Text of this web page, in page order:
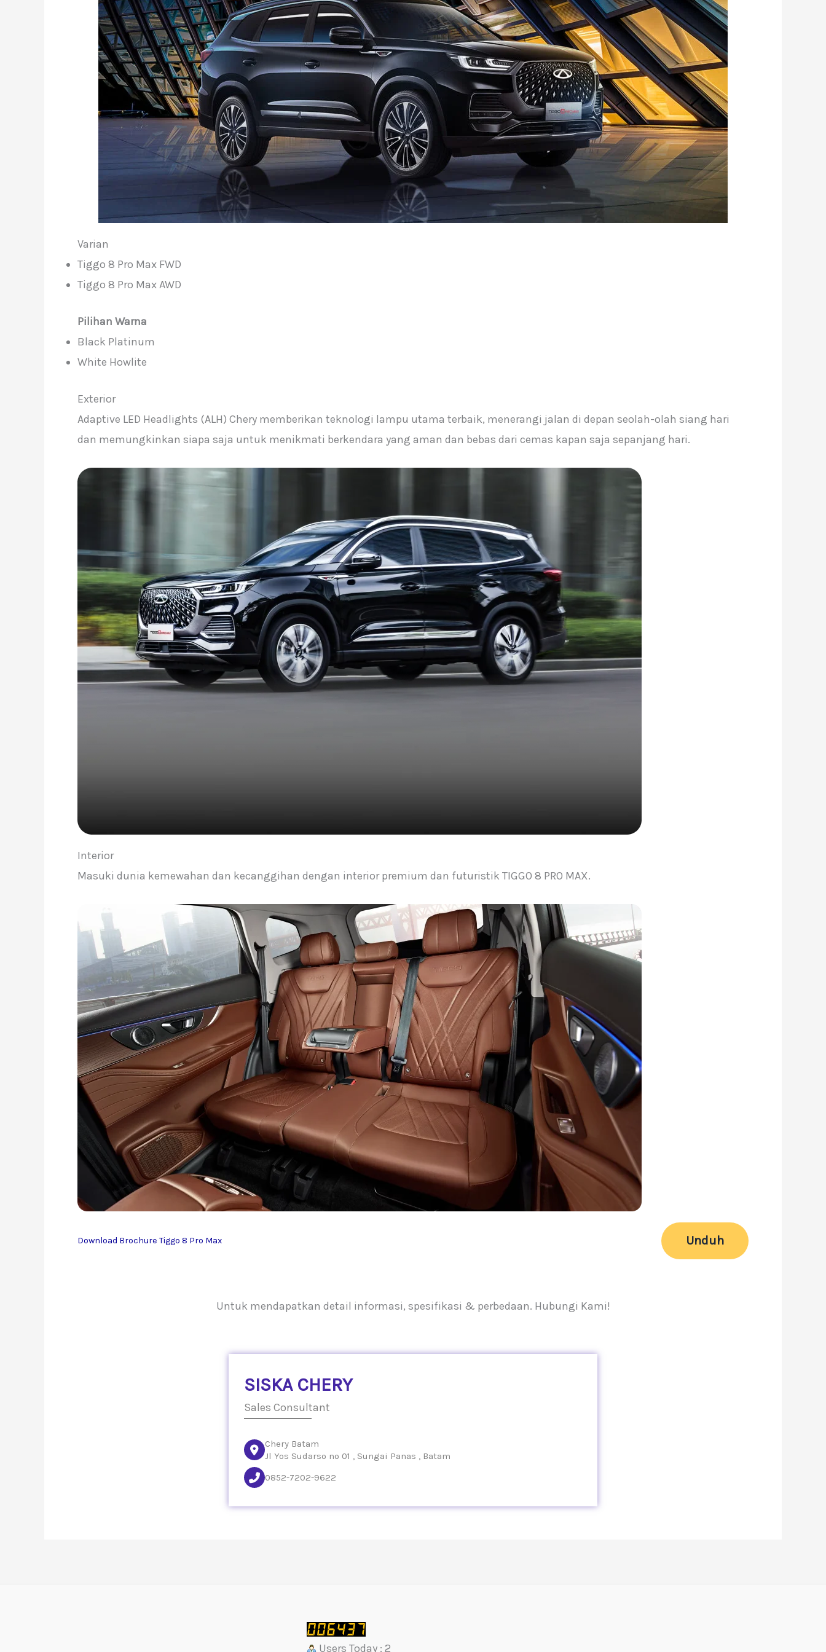
Varian
Tiggo 8 Pro Max FWD
Tiggo 8 Pro Max AWD
Pilihan Warna
Black Platinum
White Howlite
Exterior
Adaptive LED Headlights (ALH) Chery memberikan teknologi lampu utama terbaik, menerangi jalan di depan seolah-olah siang hari
dan memungkinkan siapa saja untuk menikmati berkendara yang aman dan bebas dari cemas kapan saja sepanjang hari.
Interior
Masuki dunia kemewahan dan kecanggihan dengan interior premium dan futuristik TIGGO 8 PRO MAX.
Download Brochure Tiggo 8 Pro Max Unduh
Untuk mendapatkan detail informasi, spesifikasi & perbedaan. Hubungi Kami!
SISKA CHERY
Sales Consultant
Chery Batam
Jl Yos Sudarso no 01 , Sungai Panas , Batam
0852-7202-9622
Users Today : 2